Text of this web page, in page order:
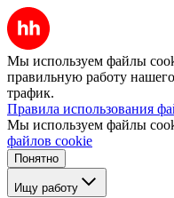
Мы используем файлы
правильную работу
трафик.
Правила использования
Мы используем файлы
файлов cookie
Понятно
Ищу работу